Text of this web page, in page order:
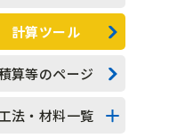
クボルト
計算ツール
算等のページ
法・材料一覧